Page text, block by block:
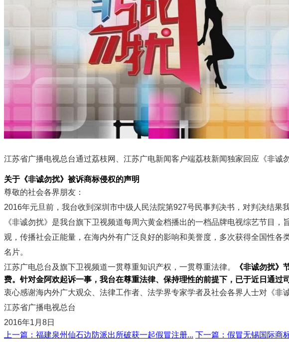
江苏省广播电视总台通过荔枝网、江苏广电新闻客户端荔枝新闻独家回应《非诚
关于《非诚勿扰》被诉商标侵权的声明
尊敬的社会各界朋友：
2016年元旦前，我台收到深圳市中级人民法院第927号民事判决书，对判决结
《非诚勿扰》是我台旗下卫视频道每周六黄金档播出的一档品牌电视综艺节目
观，传播社会正能量，在海内外有广泛良好的影响和美誉度，多次获得全国性
名片。
江苏广电总台及旗下卫视频道一贯尊重知识产权，一贯尊重法律。
《非诚勿扰
费。针对金阿欢起诉一事，我台在尊重法律、保持理性的前提下，已于近日通过
衷心感谢海内外广大观众、法律工作者、法学界专家学者及社会各界人士对《非
江苏省广播电视总台
2016年1月8日
上一篇： 福建泉州仙石边防派出所破获一起假冒注册... 下一篇： 假冒无锡国际商